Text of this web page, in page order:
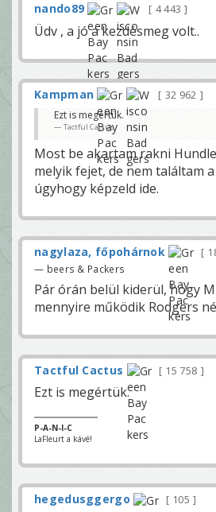
nando89 4 443
Üdv , a jó a kezdésmeg volt..
Kampman
32 962
Ezt is megértük.
Tactful Cactus
Most be akartam rakni
melyik fejet, de nem találtam
úgyhogy képzeld ide.
nagylaza, főpohárnok
— beers & Packers
Pár órán belül kiderül, hogy
mennyire működik Rodgers
Tactful Cactus 15 758
Ezt is megértük.
P-A-N-I-C
LaFleurt a kávé!
hegedusggergo
105